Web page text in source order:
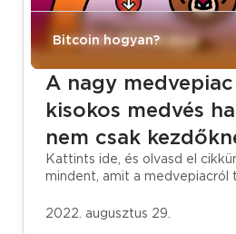
CoinCash Bitcoin blog
Bitcoin hogyan?
A nagy
kisokos medvés
nem csak
Kattints ide, és olvasd el
mindent, amit a medvepiacról
2022. augusztus 29.